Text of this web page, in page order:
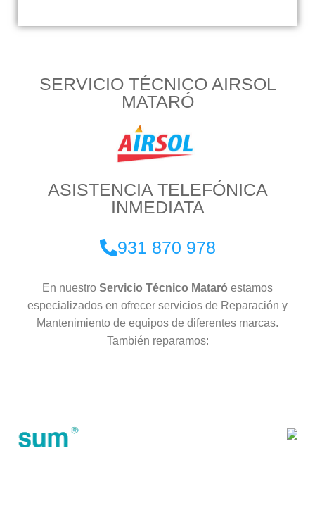
SERVICIO TÉCNICO AIRSOL
MATARÓ
ASISTENCIA TELEFÓNICA
INMEDIATA
931 870 978
En nuestro Servicio Técnico Mataró estamos
especializados en ofrecer servicios de Reparación y
Mantenimiento de equipos de diferentes marcas.
También reparamos: